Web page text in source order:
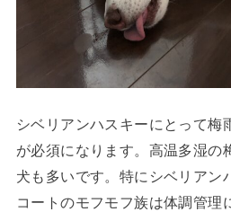
シベリアンハスキーにとって梅
が必須になります。高温多湿の
犬も多いです。特にシベリアン
コートのモフモフ族は体調管理